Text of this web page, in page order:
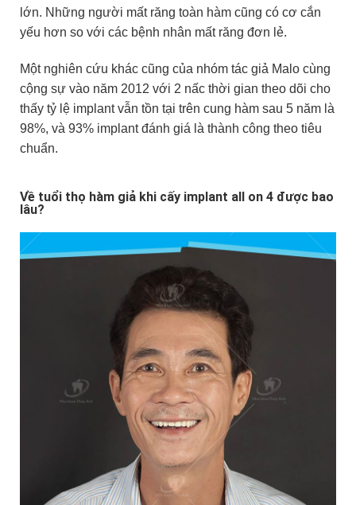
lớn. Những người mất răng toàn hàm cũng có cơ cắn
yếu hơn so với các bệnh nhân mất răng đơn lẻ.
Một nghiên cứu khác cũng của nhóm tác giả Malo cùng
cộng sự vào năm 2012 với 2 nấc thời gian theo dõi cho
thấy tỷ lệ implant vẫn tồn tại trên cung hàm sau 5 năm là
98%, và 93% implant đánh giá là thành công theo tiêu
chuẩn.
Về tuổi thọ hàm giả khi cấy implant all on 4 được bao
lâu?